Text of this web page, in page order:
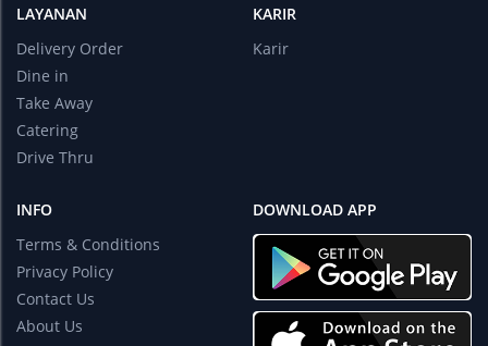
LAYANAN
Delivery Order
Dine in
Take Away
Catering
Drive Thru
KARIR
Karir
INFO
Terms & Conditions
Privacy Policy
Contact Us
About Us
DOWNLOAD APP